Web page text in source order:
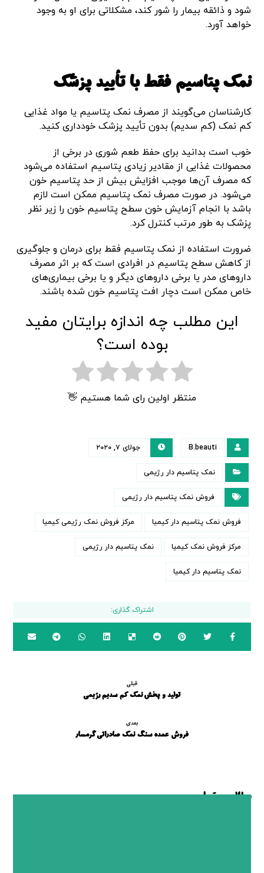
شود و ذائقه بیمار را شور کند، مشکلاتی برای او به وجود
خواهد آورد.
نمک پتاسیم فقط با تأیید پزشک
کارشناسان می‌گویند از مصرف نمک پتاسیم یا مواد غذایی
کم نمک (کم سدیم) بدون تأیید پزشک خودداری کنید.
خوب است بدانید برای حفظ طعم شوری در برخی از
محصولات غذایی از مقادیر زیادی پتاسیم استفاده می‌شود
که مصرف آن‌ها موجب افزایش بیش از حد پتاسیم خون
می‌شود. در صورت مصرف نمک پتاسیم ممکن است لازم
باشد با انجام آزمایش خون سطح پتاسیم خون را زیر نظر
پزشک به طور مرتب کنترل کرد.
ضرورت استفاده از نمک پتاسیم فقط برای درمان و جلوگیری
از کاهش سطح پتاسیم در افرادی است که بر اثر مصرف
داروهای مدر یا برخی داروهای دیگر و یا برخی بیماری‌های
خاص ممکن است دچار افت پتاسیم خون شده باشند.
این مطلب چه اندازه برایتان مفید
بوده است؟
منتظر اولین رای شما هستیم 👋
B.beauti جولای ۷, ۲۰۲۰
نمک پتاسیم دار رژیمی
فروش نمک پتاسیم دار رژیمی
فروش نمک پتاسیم دار کیمیا مرکز فروش نمک رژیمی کیمیا
مرکز فروش نمک کیمیا نمک پتاسیم دار رژیمی
نمک پتاسیم دار کیمیا
قبلی
تولید و پخش نمک کم سدیم رژیمی
بعدی
فروش عمده سنگ نمک صادراتی گرمسار
مطالب مرتبط ...